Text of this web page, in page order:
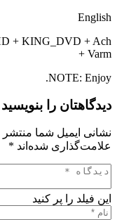
English
+ KING_DVD + Ach
+ Varm
NOTE: Enjoy.
دیدگاهتان را بنویسید
نشانی ایمیل شما منتشر
علامت‌گذاری شده‌اند *
این فیلد را پر کنید